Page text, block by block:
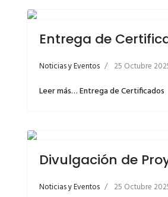
Entrega de
Noticias y Eventos 25 Octubre
Leer más… Entrega de Certificados
Divulgación de
Noticias y Eventos 25 Octubre